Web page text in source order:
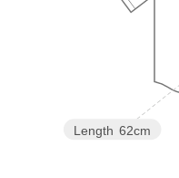
Length 62cm